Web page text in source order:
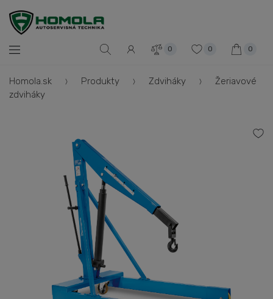
0 0 0
Homola.sk Produkty Zdviháky
Žeriavové
zdviháky